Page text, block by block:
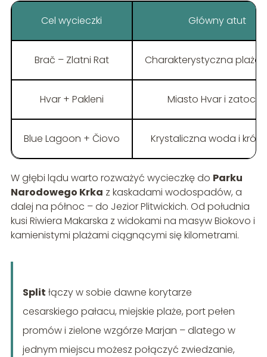
Cel wycieczki Główny atut
Brač – Zlatni Rat Charakterystyczna
Hvar + Pakleni Miasto Hvar i zatoczki
Blue Lagoon + Čiovo Krystaliczna woda i
W głębi lądu warto rozważyć wycieczkę do Parku
Narodowego Krka z kaskadami wodospadów, a
dalej na północ – do Jezior Plitwickich. Od południa
kusi Riwiera Makarska z widokami na masyw Biokovo i
kamienistymi plażami ciągnącymi się kilometrami.
Split łączy w sobie dawne korytarze
cesarskiego pałacu, miejskie plaże, port pełen
promów i zielone wzgórze Marjan – dlatego w
jednym miejscu możesz połączyć zwiedzanie,